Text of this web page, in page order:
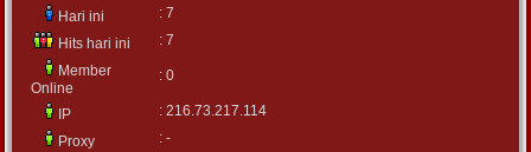
Hari ini
: 7
Hits hari ini
: 7
Member
Online
: 0
IP
: 216.73.217.114
Proxy
: -